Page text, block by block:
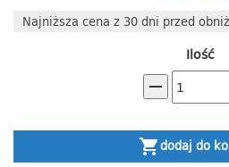
Najniższa cena z 30 dni przed
Ilość
remove
shopping_cartdodaj do